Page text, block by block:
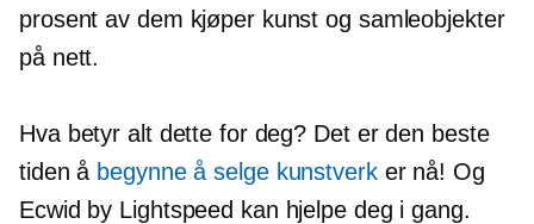
prosent av dem kjøper kunst og samleobjekter
på nett.
Hva betyr alt dette for deg? Det er den beste
tiden å begynne å selge kunstverker nå! Og
Ecwid by Lightspeed kan hjelpe deg i gang.